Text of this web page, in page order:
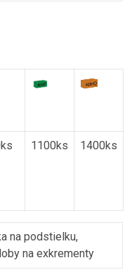
1100ks 1400ks
na podstielku,
na exkrementy